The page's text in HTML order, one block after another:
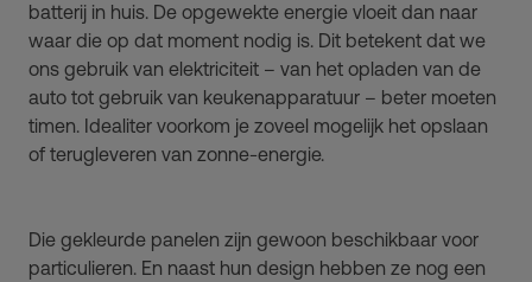
batterij in huis. De opgewekte energie vloeit dan naar
waar die op dat moment nodig is. Dit betekent dat we
ons gebruik van elektriciteit – van het opladen van de
auto tot gebruik van keukenapparatuur – beter moeten
timen. Idealiter voorkom je zoveel mogelijk het opslaan
of terugleveren van zonne-energie.
Die gekleurde panelen zijn gewoon beschikbaar voor
particulieren. En naast hun design hebben ze nog een